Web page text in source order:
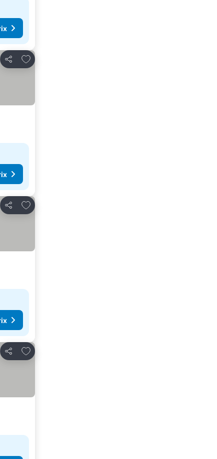
Partager
Ajouter à mes favoris
Partager
Ajouter à mes favoris
Partager
Ajouter à mes favoris